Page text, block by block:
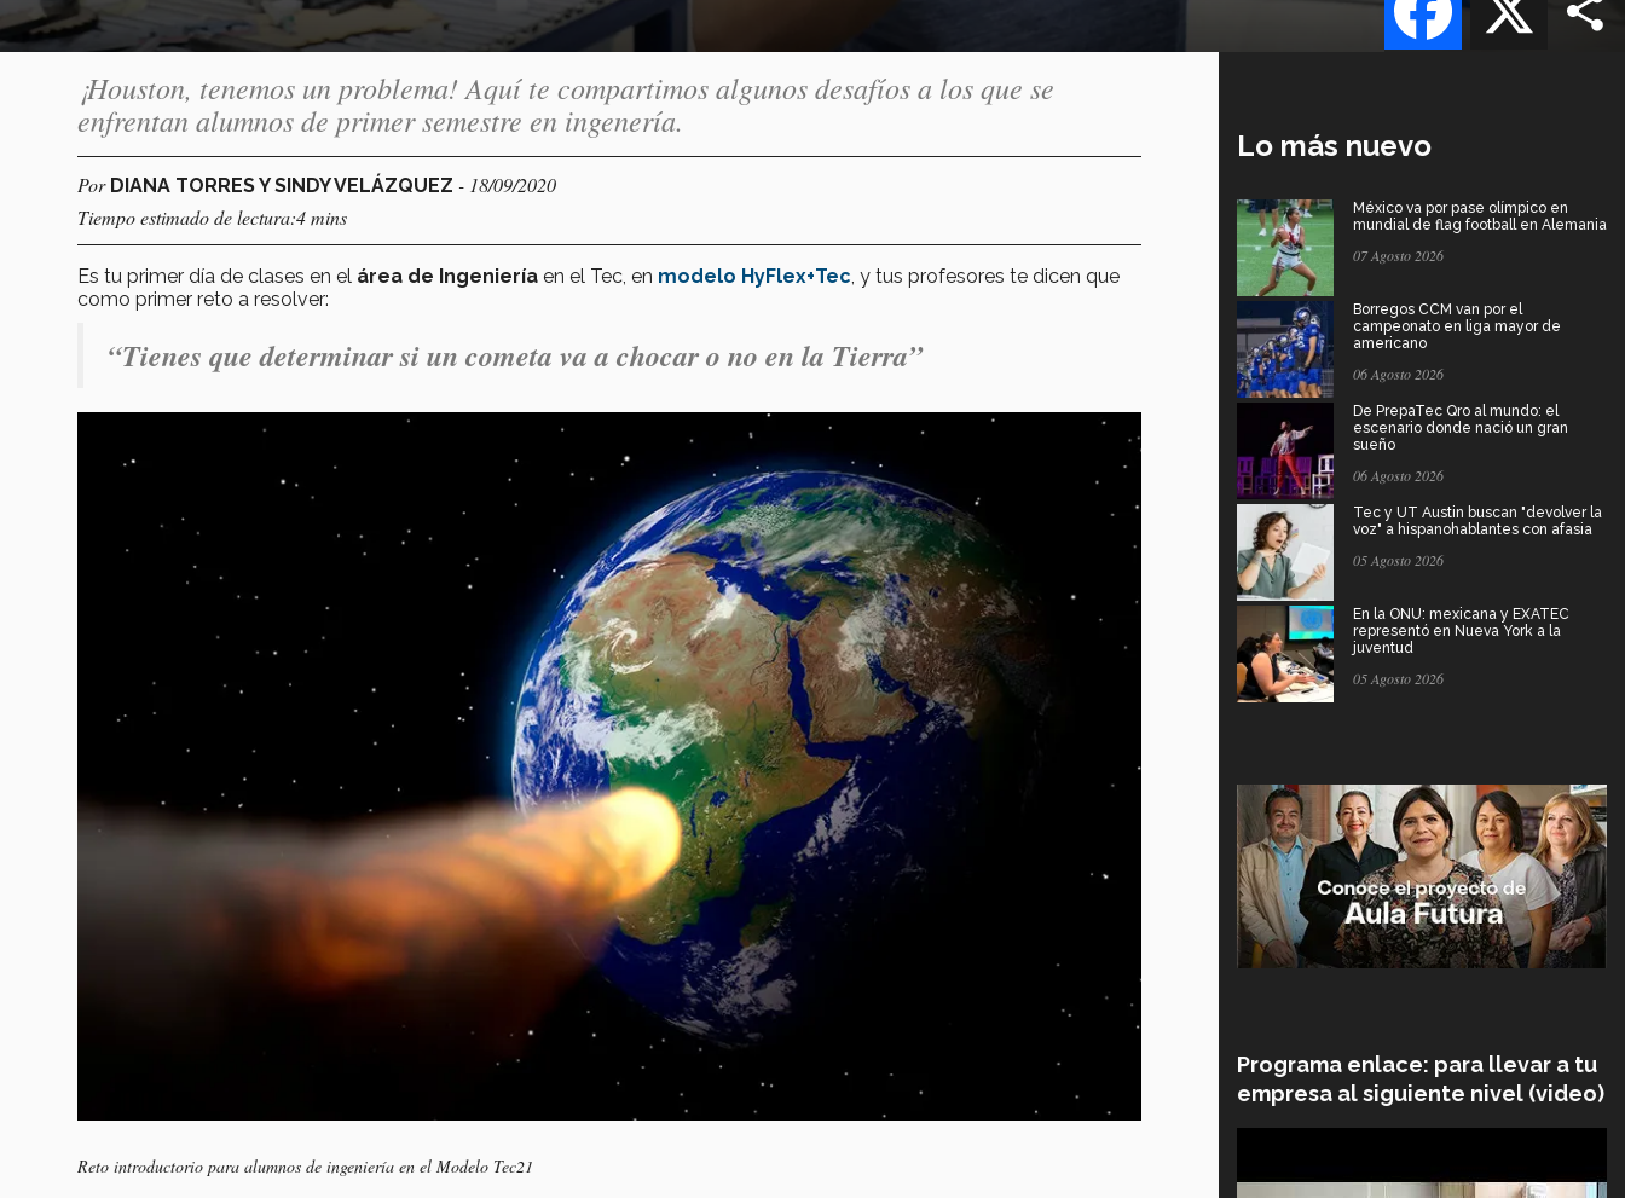
¡Houston, tenemos un problema! Aquí te compartimos algunos desafíos a los que se
enfrentan alumnos de primer semestre en ingenería.
Por DIANA TORRES Y SINDY VELÁZQUEZ - 18/09/2020
Tiempo estimado de lectura:4 mins
Es tu primer día de clases en el área de Ingeniería en el Tec, en modelo HyFlex+Tec , y tus profesores te dicen que
como primer reto a resolver:
“Tienes que determinar si un cometa va a chocar o no en la Tierra”
Reto introductorio para alumnos de ingeniería en el Modelo Tec21
Lo más nuevo
México va por pase olímpico en
mundial de flag football en Alemania
07 Agosto 2026
Borregos CCM van por el
campeonato en liga mayor de
americano
06 Agosto 2026
De PrepaTec Qro al mundo: el
escenario donde nació un gran
sueño
06 Agosto 2026
Tec y UT Austin buscan "devolver la
voz" a hispanohablantes con afasia
05 Agosto 2026
En la ONU: mexicana y EXATEC
representó en Nueva York a la
juventud
05 Agosto 2026
Programa enlace: para llevar a tu
empresa al siguiente nivel (video)